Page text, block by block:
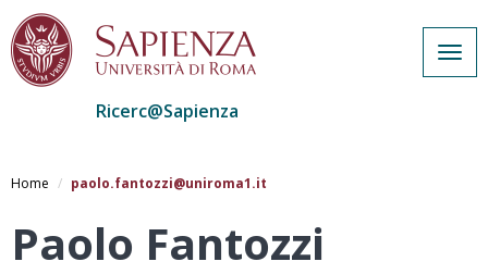
al
Ricerc@Sapienza
Home paolo.fantozzi@uniroma1.it
Paolo Fantozzi